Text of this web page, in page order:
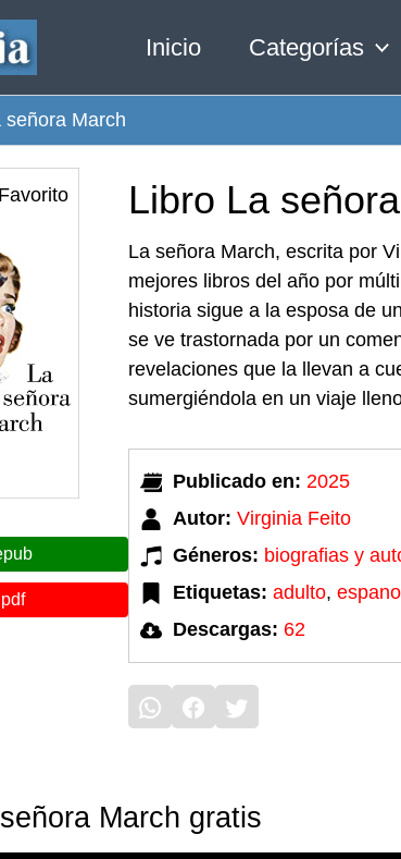
Inicio Categorías
señora March
Libro La
La señora March, escrita por
mejores libros del año por
historia sigue a la esposa de
se ve trastornada por un
revelaciones que la llevan a
sumergiéndola en un viaje
Publicado en: 2025
Autor: Virginia Feito
Géneros: biografias y
Etiquetas: adulto,
Descargas: 62
March gratis